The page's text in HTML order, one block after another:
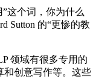
这个词，你为什么
Sutton 的“更惨的教
领域有很多专用的
和创意写作等。这些